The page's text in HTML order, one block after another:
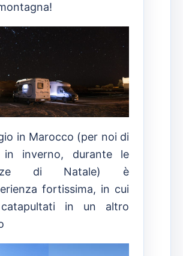
in Marocco (per noi di
in inverno, durante le
di Natale) è
fortissima, in cui
in un altro